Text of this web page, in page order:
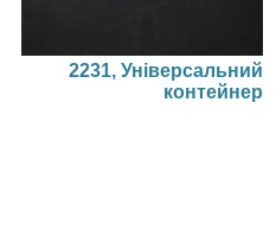
2231, Універсальний
контейнер